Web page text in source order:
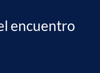
encuentro